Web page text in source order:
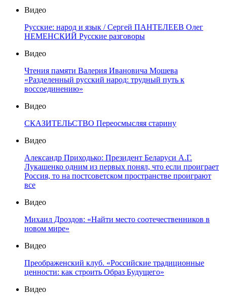
Видео
Русские: народ и язык / Сергей ПАНТЕЛЕЕВ Олег
НЕМЕНСКИЙ Русские разговоры
Видео
Чтения памяти Валерия Ивановича Мошева
«Разделенный русский народ: трудный путь к
воссоединению»
Видео
СКАЗИТЕЛЬСТВО Переосмысляя старину
Видео
Александр Приходько: Президент Беларуси А.Г.
Лукашенко одним из первых понял, что если проиграет
Россия, то на постсоветском пространстве проиграют
все
Видео
Михаил Дроздов: «Найти место соотечественников в
новом мире»
Видео
Преображенский клуб. «Российские традиционные
ценности: как строить Образ Будущего»
Видео